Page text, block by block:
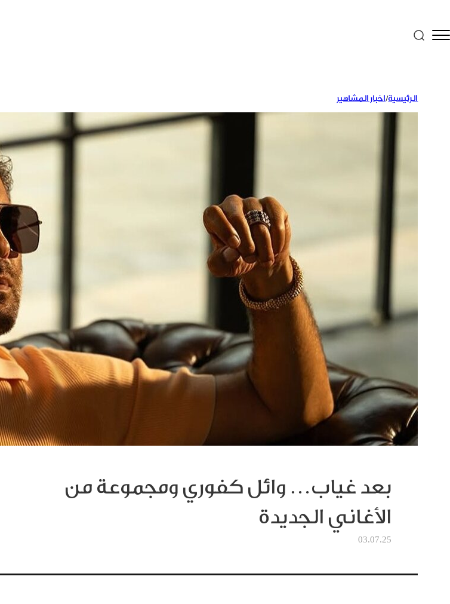
الرئيسية/اخبار المشاهير
بعد غياب… وائل كفوري ومجموعة من
الأغاني الجديدة
03.07.25